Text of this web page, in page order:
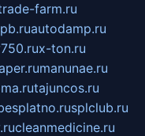
farm.ru
autodamp.ru
x-ton.ru
manunae.ru
tajuncos.ru
splclub.ru
cleanmedicine.ru